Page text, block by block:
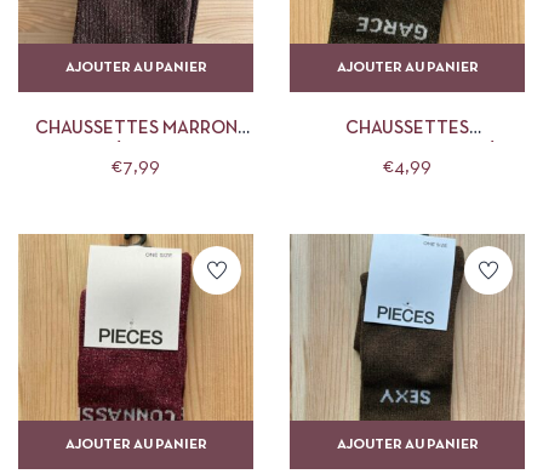
AJOUTER AU PANIER
CHAUSSETTES MARRON
STORIES
€7,99
AJOUTER AU PANIER
CHAUSSETTES
PIECES
€4,99
AJOUTER AU PANIER AJOUTER AU PANIER